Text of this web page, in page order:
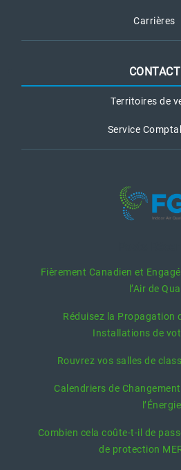
Carrières
CONTACT
Territoires de
Service
Fièrement Canadien et
l’Air de
Réduisez la Propagation
Installations de
Rouvrez vos salles de
Calendriers de
l’Énergie
Combien cela coûte-t-il de
de protection